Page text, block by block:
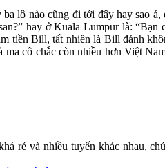
lô nào cũng đi tới đây hay sao á,
hay ở Kuala Lumpur là: “Bạn
tiền Bill, tất nhiên là Bill đánh
cô chắc còn nhiều hơn Việt
rẻ và nhiều tuyến khác nhau,